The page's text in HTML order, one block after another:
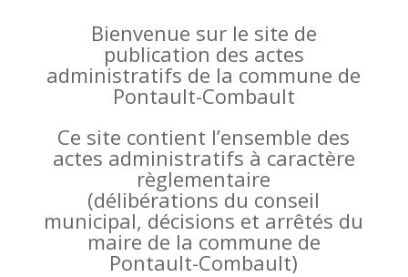
Bienvenue sur le site de
publication des actes
administratifs de la commune de
Pontault-Combault
Ce site contient l’ensemble des
actes administratifs à caractère
règlementaire
(délibérations du conseil
municipal, décisions et arrêtés du
maire de la commune de
Pontault-Combault)